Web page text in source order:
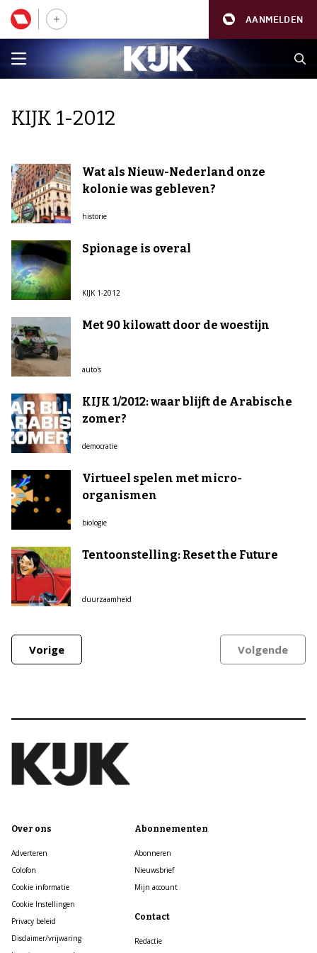
AANMELDEN
KIJK 1-2012
Wat als Nieuw-Nederland onze
kolonie was gebleven?
historie
Spionage is overal
KIJK 1-2012
Met 90 kilowatt door de woestijn
auto's
KIJK 1/2012: waar blijft de Arabische
zomer?
democratie
Virtueel spelen met micro-
organismen
biologie
Tentoonstelling: Reset the Future
duurzaamheid
Vorige Volgende
Over ons
Adverteren
Colofon
Cookie informatie
Cookie Instellingen
Privacy beleid
Disclaimer/vrijwaring
Abonnementen
Abonneren
Nieuwsbrief
Mijn account
Contact
Redactie